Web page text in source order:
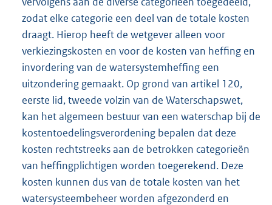
zodat elke categorie een deel van de totale kosten
draagt. Hierop heeft de wetgever alleen voor
verkiezingskosten en voor de kosten van heffing en
invordering van de watersystemheffing een
uitzondering gemaakt. Op grond van artikel 120,
eerste lid, tweede volzin van de Waterschapswet,
kan het algemeen bestuur van een waterschap bij de
kostentoedelingsverordening bepalen dat deze
kosten rechtstreeks aan de betrokken categorieën
van heffingplichtigen worden toegerekend. Deze
kosten kunnen dus van de totale kosten van het
watersysteembeheer worden afgezonderd en